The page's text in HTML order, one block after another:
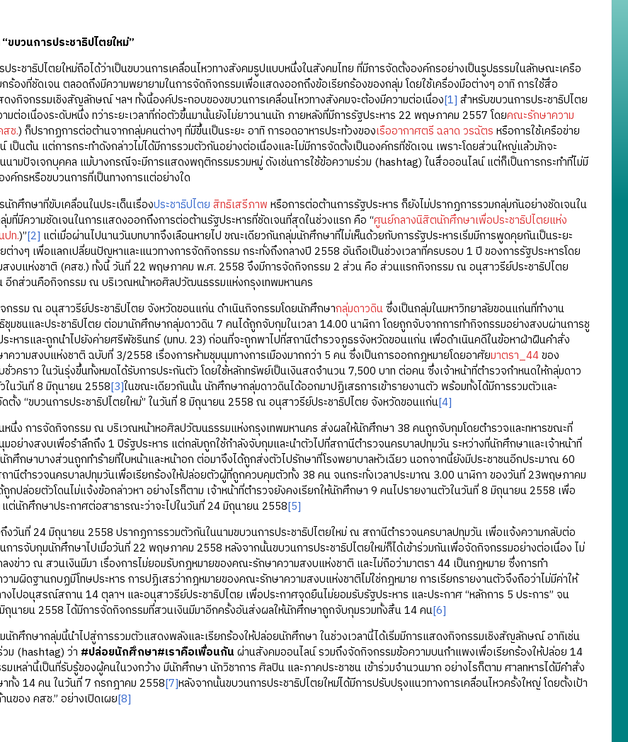
ขบวนการประชาธิปไตยใหม่”
าธิปไตยใหม่ถือได้ว่าเป็นขบวนการเคลื่อนไหวทางสังคมรูปแบบหนึ่งในสังคมไทย ที่มีการจัดตั้งองค์กรอย่างเป็นรูปธรรมในลักษณะเครือ
กร้องที่ชัดเจน ตลอดถึงมีความพยายามในการจัดกิจกรรมเพื่อแสดงออกถึงข้อเรียกร้องของกลุ่ม โดยใช้เครื่องมือต่างๆ อาทิ การใช้สื่อ
งกิจกรรมเชิงสัญลักษณ์ ฯลฯ ทั้งนี้องค์ประกอบของขบวนการเคลื่อนไหวทางสังคมจะต้องมีความต่อเนื่อง[1] สำหรับขบวนการประชาธิปไตย
ามต่อเนื่องระดับหนึ่ง ทว่าระยะเวลาที่ก่อตัวขึ้นมานั้นยังไม่ยาวนานนัก ภายหลังที่มีการรัฐประหาร 22 พฤษภาคม 2557 โดยคณะรักษาความ
ช.) ก็ปรากฏการต่อต้านจากกลุ่มคนต่างๆ ที่มีขึ้นเป็นระยะ อาทิ การอดอาหารประท้วงของเรืออากาศตรี ฉลาด วรฉัตร หรือการใช้เครือข่าย
เป็นต้น แต่การกระทำดังกล่าวไม่ได้มีการรวมตัวกันอย่างต่อเนื่องและไม่มีการจัดตั้งเป็นองค์กรที่ชัดเจน เพราะโดยส่วนใหญ่แล้วมักจะ
นนามปัจเจกบุคคล แม้บางกรณีจะมีการแสดงพฤติกรรมรวมหมู่ ดังเช่นการใช้ข้อความร่วม (hashtag) ในสื่อออนไลน์ แต่ก็เป็นการกระทำที่ไม่มี
งค์กรหรือขบวนการที่เป็นทางการแต่อย่างใด
กษาที่ขับเคลื่อนในประเด็นเรื่องประชาธิปไตย สิทธิเสรีภาพ หรือการต่อต้านการรัฐประหาร ก็ยังไม่ปรากฏการรวมกลุ่มกันอย่างชัดเจนใน
มที่มีความชัดเจนในการแสดงออกถึงการต่อต้านรัฐประหารที่ชัดเจนที่สุดในช่วงแรก คือ “ศูนย์กลางนิสิตนักศึกษาเพื่อประชาธิปไตยแห่ง
ปท.)”[2] แต่เมื่อผ่านไปนานวันบทบาทจึงเลือนหายไป ขณะเดียวกันกลุ่มนักศึกษาที่ไม่เห็นด้วยกับการรัฐประหารเริ่มมีการพูดคุยกันเป็นระยะ
ยต่างๆ เพื่อแลกเปลี่ยนปัญหาและแนวทางการจัดกิจกรรม กระทั่งถึงกลางปี 2558 อันถือเป็นช่วงเวลาที่ครบรอบ 1 ปี ของการรัฐประหารโดย
งบแห่งชาติ (คสช.) ทั้งนี้ วันที่ 22 พฤษภาคม พ.ศ. 2558 จึงมีการจัดกิจกรรม 2 ส่วน คือ ส่วนแรกกิจกรรม ณ อนุสาวรีย์ประชาธิปไตย
อีกส่วนคือกิจกรรม ณ บริเวณหน้าหอศิลปวัฒนธรรมแห่งกรุงเทพมหานคร
ม ณ อนุสาวรีย์ประชาธิปไตย จังหวัดขอนแก่น ดำเนินกิจกรรมโดยนักศึกษากลุ่มดาวดินซึ่งเป็นกลุ่มในมหาวิทยาลัยขอนแก่นที่ทำงาน
มชนและประชาธิปไตย ต่อมานักศึกษากลุ่มดาวดิน 7 คนได้ถูกจับกุมในเวลา 14.00 นาฬิกา โดยถูกจับจากการทำกิจกรรมอย่างสงบผ่านการชู
ะหารและถูกนำไปยังค่ายศรีพัชรินทร์ (มทบ. 23) ก่อนที่จะถูกพาไปที่สถานีตำรวจภูธรจังหวัดขอนแก่น เพื่อดำเนินคดีในข้อหาฝ่าฝืนคำสั่ง
ความสงบแห่งชาติ ฉบับที่ 3/2558 เรื่องการห้ามชุมนุมทางการเมืองมากกว่า 5 คน ซึ่งเป็นการออกกฎหมายโดยอาศัยมาตรา_44ของ
วคราว ในวันรุ่งขึ้นทั้งหมดได้รับการประกันตัว โดยใช้หลักทรัพย์เป็นเงินสดจำนวน 7,500 บาท ต่อคน ซึ่งเจ้าหน้าที่ตำรวจกำหนดให้กลุ่มดาว
ในวันที่ 8 มิถุนายน 2558[3]ในขณะเดียวกันนั้น นักศึกษากลุ่มดาวดินได้ออกมาปฏิเสธการเข้ารายงานตัว พร้อมทั้งได้มีการรวมตัวและ
ตั้ง “ขบวนการประชาธิปไตยใหม่” ในวันที่ 8 มิถุนายน 2558 ณ อนุสาวรีย์ประชาธิปไตย จังหวัดขอนแก่น[4]
การจัดกิจกรรม ณ บริเวณหน้าหอศิลปวัฒนธรรมแห่งกรุงเทพมหานคร ส่งผลให้นักศึกษา 38 คนถูกจับกุมโดยตำรวจและทหารขณะที่
มอย่างสงบเพื่อรำลึกถึง 1 ปีรัฐประหาร แต่กลับถูกใช้กำลังจับกุมและนำตัวไปที่สถานีตำรวจนครบาลปทุมวัน ระหว่างที่นักศึกษาและเจ้าหน้าที่
กศึกษาบางส่วนถูกทำร้ายที่ใบหน้าและหน้าอก ต่อมาจึงได้ถูกส่งตัวไปรักษาที่โรงพยาบาลหัวเฉียว นอกจากนี้ยังมีประชาชนอีกประมาณ 60
านีตำรวจนครบาลปทุมวันเพื่อเรียกร้องให้ปล่อยตัวผู้ที่ถูกควบคุมตัวทั้ง 38 คน จนกระทั่งเวลาประมาณ 3.00 นาฬิกา ของวันที่ 23พฤษภาคม
กปล่อยตัวโดนไม่แจ้งข้อกล่าวหา อย่างไรก็ตาม เจ้าหน้าที่ตำรวจยังคงเรียกให้นักศึกษา 9 คนไปรายงานตัวในวันที่ 8 มิถุนายน 2558 เพื่อ
แต่นักศึกษาประกาศต่อสาธารณะว่าจะไปในวันที่ 24 มิถุนายน 2558[5]
ที่ 24 มิถุนายน 2558 ปรากฏการรวมตัวกันในนามขบวนการประชาธิปไตยใหม่ ณ สถานีตำรวจนครบาลปทุมวัน เพื่อแจ้งความกลับต่อ
นการจับกุมนักศึกษาไปเมื่อวันที่ 22 พฤษภาคม 2558 หลังจากนั้นขบวนการประชาธิปไตยใหม่ก็ได้เข้าร่วมกันเพื่อจัดกิจกรรมอย่างต่อเนื่อง ไม่
ลงข่าว ณ สวนเงินมีมา เรื่องการไม่ยอมรับกฎหมายของคณะรักษาความสงบแห่งชาติ และไม่ถือว่ามาตรา 44 เป็นกฎหมาย ซึ่งการทำ
วามผิดฐานกบฏมีโทษประหาร การปฏิเสธว่ากฎหมายของคณะรักษาความสงบแห่งชาติไม่ใช่กฎหมาย การเรียกรายงานตัวจึงถือว่าไม่มีค่าให้
งไปอนุสรณ์สถาน 14 ตุลาฯ และอนุสาวรีย์ประชาธิปไตย เพื่อประกาศจุดยืนไม่ยอมรับรัฐประหาร และประกาศ “หลักการ 5 ประการ” จน
ถุนายน 2558 ได้มีการจัดกิจกรรมที่สวนเงินมีมาอีกครั้งอันส่งผลให้นักศึกษาถูกจับกุมรวมทั้งสิ้น 14 คน[6]
กษากลุ่มนี้นำไปสู่การรวมตัวแสดงพลังและเรียกร้องให้ปล่อยนักศึกษา ในช่วงเวลานี้ได้เริ่มมีการแสดงกิจกรรมเชิงสัญลักษณ์ อาทิเช่น
วม (hashtag) ว่า #ปล่อยนักศึกษา#เราคือเพื่อนกัน ผ่านสังคมออนไลน์ รวมถึงจัดกิจกรรมข้อความบนกำแพงเพื่อเรียกร้องให้ปล่อย 14
เหล่านี้เป็นที่รับรู้ของผู้คนในวงกว้าง มีนักศึกษา นักวิชาการ ศิลปิน และภาคประชาชน เข้าร่วมจำนวนมาก อย่างไรก็ตาม ศาลทหารได้มีคำสั่ง
ทั้ง 14 คน ในวันที่ 7 กรกฎาคม 2558[7]หลังจากนั้นขบวนการประชาธิปไตยใหม่ได้มีการปรับปรุงแนวทางการเคลื่อนไหวครั้งใหญ่ โดยตั้งเป้า
นของ คสช.” อย่างเปิดเผย[8]